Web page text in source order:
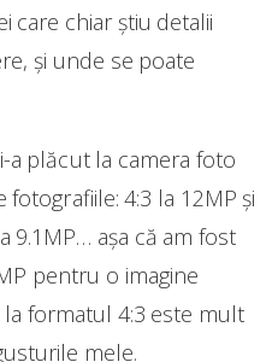
care chiar știu detalii
și unde se poate
a plăcut la camera foto
4:3 la 12MP și
9.1MP… așa că am fost
pentru o imagine
formatul 4:3 este mult
mele.